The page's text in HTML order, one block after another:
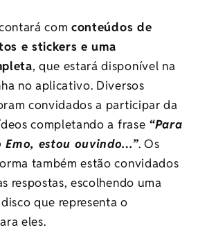
comconteúdos de
e stickers e uma
, que estará disponível na
no aplicativo. Diversos
convidados a participar da
completando a frase “Para
estou ouvindo…”. Os
também estão convidados
respostas, escolhendo uma
que representa o
eles.